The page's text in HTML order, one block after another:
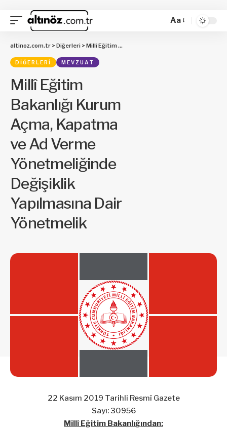
Aa
altinoz.com.tr > Diğerleri > Millî Eğitim Bakanlığı Kurum Açma, Kapatma ve Ad Verme Yönetmeliğinde Değişiklik Yapılmasına Dair Yönetmelik
DIĞERLERI MEVZUAT
Millî Eğitim
Bakanlığı Kurum
Açma, Kapatma
ve Ad Verme
Yönetmeliğinde
Değişiklik
Yapılmasına Dair
Yönetmelik
22 Kasım 2019 Tarihli Resmî Gazete
Sayı: 30956
Millî Eğitim Bakanlığından: